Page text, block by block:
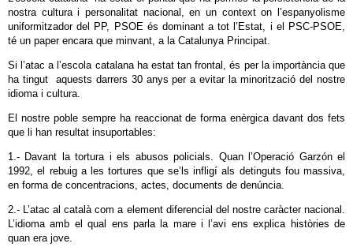
nostra cultura i personalitat nacional, en un context on l’espanyolisme
uniformitzador del PP, PSOE és dominant a tot l’Estat, i el PSC-PSOE,
té un paper encara que minvant, a la Catalunya Principat.
Si l’atac a l’escola catalana ha estat tan frontal, és per la importància que
ha tingut aquests darrers 30 anys per a evitar la minorització del nostre
idioma i cultura.
El nostre poble sempre ha reaccionat de forma enèrgica davant dos fets
que li han resultat insuportables:
1.- Davant la tortura i els abusos policials. Quan l’Operació Garzón el
1992, el rebuig a les tortures que se’ls infligí als detinguts fou massiva,
en forma de concentracions, actes, documents de denúncia.
2.- L’atac al català com a element diferencial del nostre caràcter nacional.
L’idioma amb el qual ens parla la mare i l’avi ens explica històries de
quan era jove.